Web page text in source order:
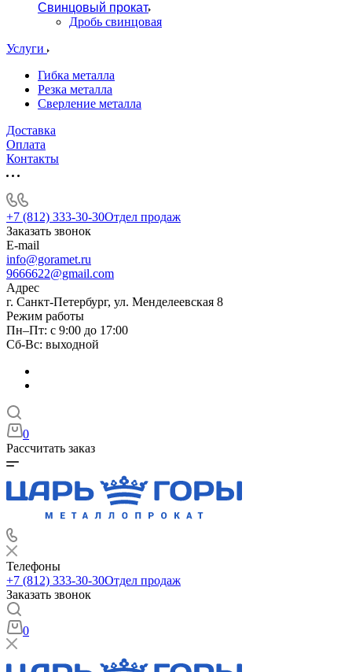
Свинцовый прокат
Дробь свинцовая
Услуги
Гибка металла
Резка металла
Сверление металла
Доставка
Оплата
Контакты
+7 (812) 333-30-30Отдел продаж
Заказать звонок
E-mail
info@goramet.ru
9666622@gmail.com
Адрес
г. Санкт-Петербург, ул. Менделеевская 8
Режим работы
Пн–Пт: с 9:00 до 17:00
Сб-Вс: выходной
0
Рассчитать заказ
Телефоны
+7 (812) 333-30-30Отдел продаж
Заказать звонок
0